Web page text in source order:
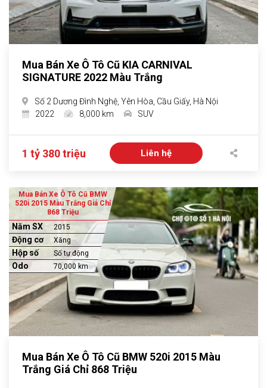
Mua Bán Xe Ô Tô Cũ KIA CARNIVAL
SIGNATURE 2022 Màu Trắng
Số 2 Dương Đình Nghệ, Yên Hòa, Cầu Giấy, Hà Nội
2022
8,000 km SUV
1 tỷ 380 triệu Liên hệ
Mua Bán Xe Ô Tô Cũ BMW
520i 2015 Màu Trắng Giá Chỉ
868 Triệu
Năm SX 2015
Động cơ Xăng
Hộp số Số tự động
Odo 70,000 km
Mua Bán Xe Ô Tô Cũ BMW 520i 2015 Màu
Trắng Giá Chỉ 868 Triệu